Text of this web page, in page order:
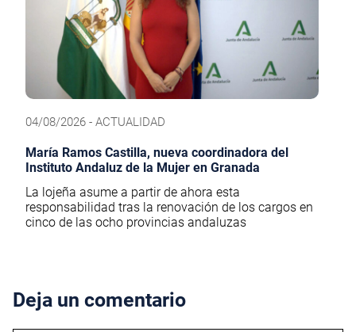
04/08/2026 - ACTUALIDAD
María Ramos Castilla, nueva coordinadora del
Instituto Andaluz de la Mujer en Granada
La lojeña asume a partir de ahora esta
responsabilidad tras la renovación de los cargos en
cinco de las ocho provincias andaluzas
Deja un comentario